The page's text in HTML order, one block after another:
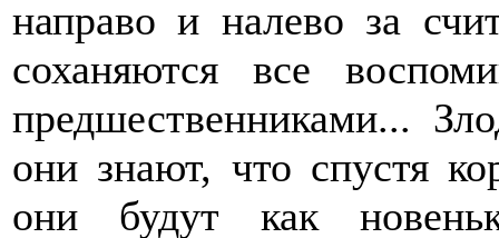
направо и налево за
соханяются все
предшественниками...
они знают, что спустя
они будут как